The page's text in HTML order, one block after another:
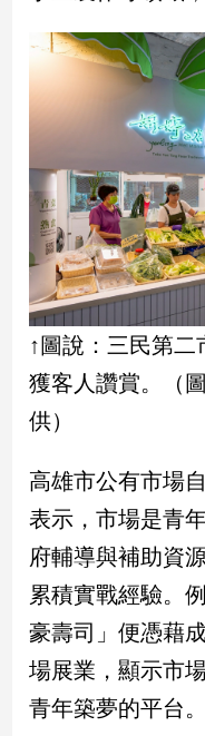
尚
生
活
建
築/
室
內
設
計
旅
食
星
座/
命
理
消
健
康/
↑圖說：三民第
獲客人讚賞。（
供）
高雄市公有市場
表示，市場是青
府輔導與補助資
累積實戰經驗。
豪壽司」便憑藉
場展業，顯示市
青年築夢的平台。